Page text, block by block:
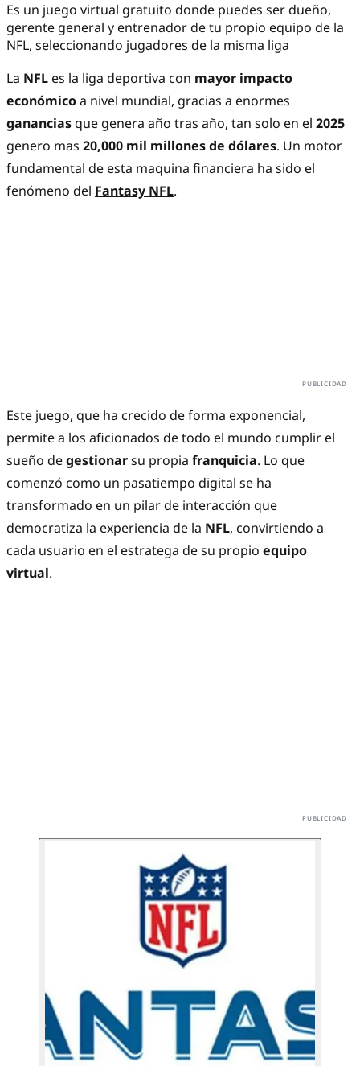
Es un juego virtual gratuito donde puedes ser dueño,
gerente general y entrenador de tu propio equipo de la
NFL, seleccionando jugadores de la misma liga
La NFL es la liga deportiva con mayor impacto
económicoa nivel mundial, gracias a enormes
gananciasque genera año tras año, tan solo en el 2025
genero mas 20,000 mil millones de dólares. Un motor
fundamental de esta maquina financiera ha sido el
fenómeno del Fantasy NFL.
Este juego, que ha crecido de forma exponencial,
permite a los aficionados de todo el mundo cumplir el
sueño degestionarsu propia franquicia. Lo que
comenzó como un pasatiempo digital se ha
transformado en un pilar de interacción que
democratiza la experiencia de la NFL, convirtiendo a
cada usuario en el estratega de su propio equipo
virtual.